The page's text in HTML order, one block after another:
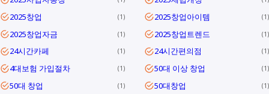
2025창업 1 2025창업아이템 1
2025창업자금 1 2025창업트렌드 1
24시간카페 1 24시간편의점 1
4대보험 가입절차 1 50대 이상 창업 1
50대 창업 1 50대창업 1